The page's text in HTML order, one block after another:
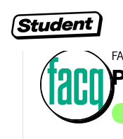
Premiers emplois>ProCenter